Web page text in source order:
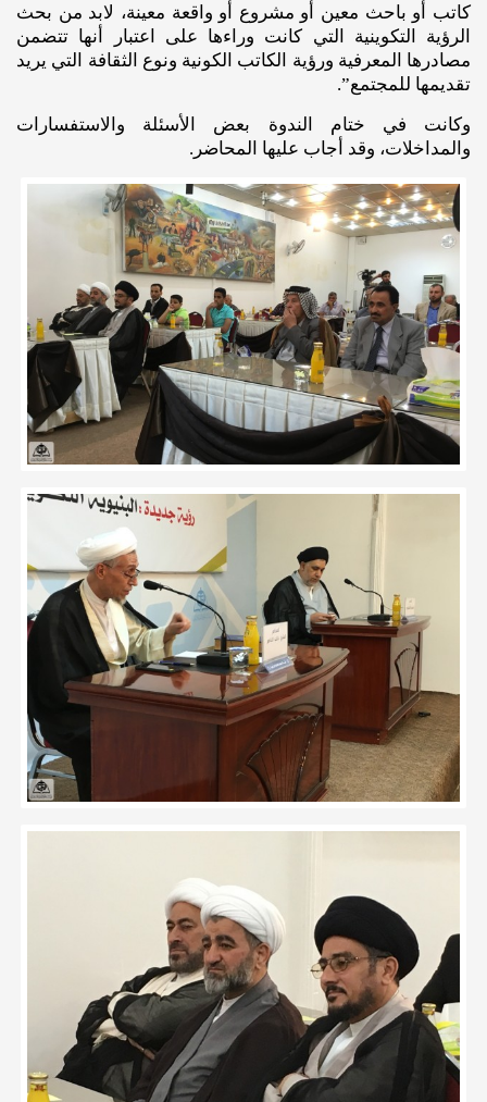
كاتب أو باحث معين أو مشروع أو واقعة معينة، لابد من بحث
الرؤية التكوينية التي كانت وراءها على اعتبار أنها تتضمن
مصادرها المعرفية ورؤية الكاتب الكونية ونوع الثقافة التي يريد
تقديمها للمجتمع”.
وكانت في ختام الندوة بعض الأسئلة والاستفسارات
والمداخلات، وقد أجاب عليها المحاضر.